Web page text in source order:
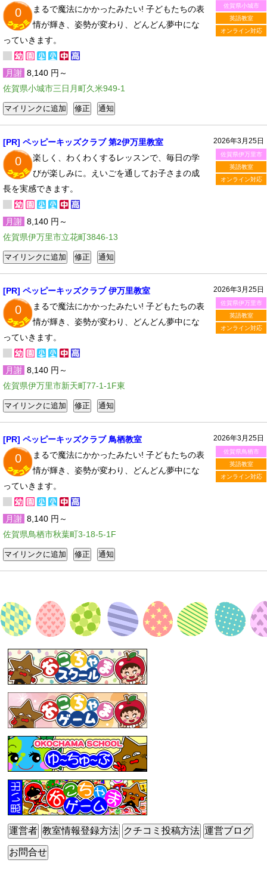
佐賀県小城市
英語教室
オンライン対応
0
まるで魔法にかかったみたい! 子どもたちの表
情が輝き、姿勢が変わり、どんどん夢中にな
っていきます。
月謝 8,140 円～
佐賀県小城市三日月町久米949-1
2026年3月25日
佐賀県伊万里市
英語教室
オンライン対応
[PR] ペッピーキッズクラブ 第2伊万里教室
0
楽しく、わくわくするレッスンで、毎日の学
びが楽しみに。えいごを通してお子さまの成
長を実感できます。
月謝 8,140 円～
佐賀県伊万里市立花町3846-13
2026年3月25日
佐賀県伊万里市
英語教室
オンライン対応
[PR] ペッピーキッズクラブ 伊万里教室
0
まるで魔法にかかったみたい! 子どもたちの表
情が輝き、姿勢が変わり、どんどん夢中にな
っていきます。
月謝 8,140 円～
佐賀県伊万里市新天町77-1-1F東
2026年3月25日
佐賀県鳥栖市
英語教室
オンライン対応
[PR] ペッピーキッズクラブ 鳥栖教室
0
まるで魔法にかかったみたい! 子どもたちの表
情が輝き、姿勢が変わり、どんどん夢中にな
っていきます。
月謝 8,140 円～
佐賀県鳥栖市秋葉町3-18-5-1F